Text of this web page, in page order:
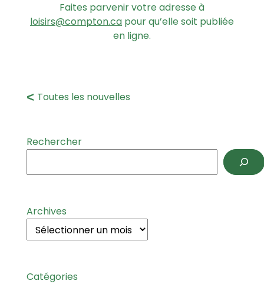
Faites parvenir votre adresse à
loisirs@compton.ca pour qu’elle soit publiée
en ligne.
Toutes les nouvelles
Rechercher
Archives
Catégories